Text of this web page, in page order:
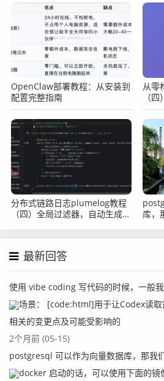
OpenClaw部署教程：从安装到
配置完整指南
从零
（
分布式链路日志plumelog教程
（四）全局过滤器，自动生成
库，
最新回答
使用 vibe coding 写代码的时候，一般我
场景： [code:html]用于让Codex读取
相关的变更点及可能受影响的
2个月前 (05-15)
postgresql 可以作为向量数据库，那我
docker 启动的话，可以使用下面的